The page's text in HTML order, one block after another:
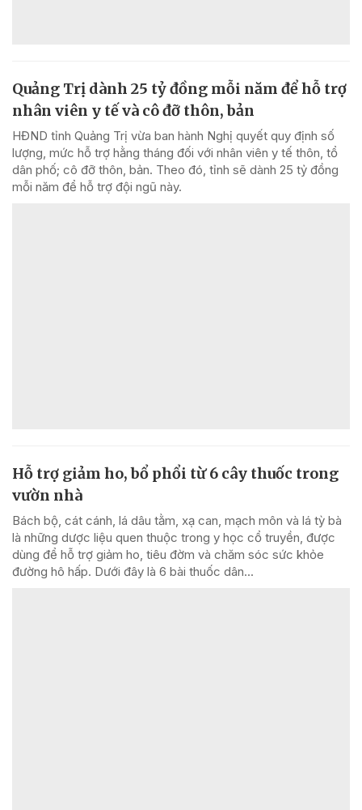
Quảng Trị dành 25 tỷ đồng mỗi năm để hỗ trợ
nhân viên y tế và cô đỡ thôn, bản
HĐND tỉnh Quảng Trị vừa ban hành Nghị quyết quy định số
lượng, mức hỗ trợ hằng tháng đối với nhân viên y tế thôn, tổ
dân phố; cô đỡ thôn, bản. Theo đó, tỉnh sẽ dành 25 tỷ đồng
mỗi năm để hỗ trợ đội ngũ này.
Hỗ trợ giảm ho, bổ phổi từ 6 cây thuốc trong
vườn nhà
Bách bộ, cát cánh, lá dâu tằm, xạ can, mạch môn và lá tỳ bà
là những dược liệu quen thuộc trong y học cổ truyền, được
dùng để hỗ trợ giảm ho, tiêu đờm và chăm sóc sức khỏe
đường hô hấp. Dưới đây là 6 bài thuốc dân...